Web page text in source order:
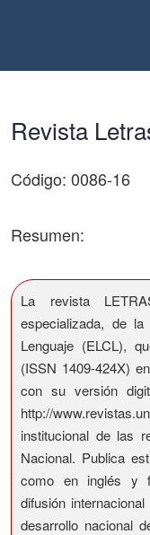
Revista
Código: 0086-16
Resumen:
La revista
especializada, de
Lenguaje (ELCL),
(ISSN 1409-424X)
con su versión
http://
institucional de las
Nacional. Publica
como en inglés y
difusión
desarrollo nacional